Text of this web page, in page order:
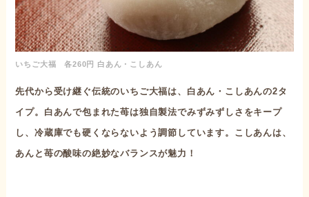
いちご大福 各260円 白あん・こしあん
先代から受け継ぐ伝統のいちご大福は、白あん・こしあんの2タ
イプ。白あんで包まれた苺は独自製法でみずみずしさをキープ
し、冷蔵庫でも硬くならないよう調節しています。こしあんは、
あんと苺の酸味の絶妙なバランスが魅力！